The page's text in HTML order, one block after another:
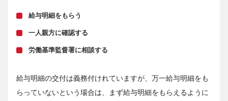
給与明細をもらう
一人親方に確認する
労働基準監督署に相談する
給与明細の交付は義務付けれていますが、万一給与明細をも
らっていないという場合は、まず給与明細をもらえるように